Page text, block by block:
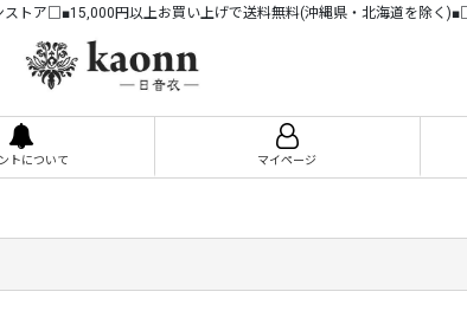
ストア□■15,000円以上お買い上げで送料無料(沖縄県・北海道を除く)■□
トについて マイページ